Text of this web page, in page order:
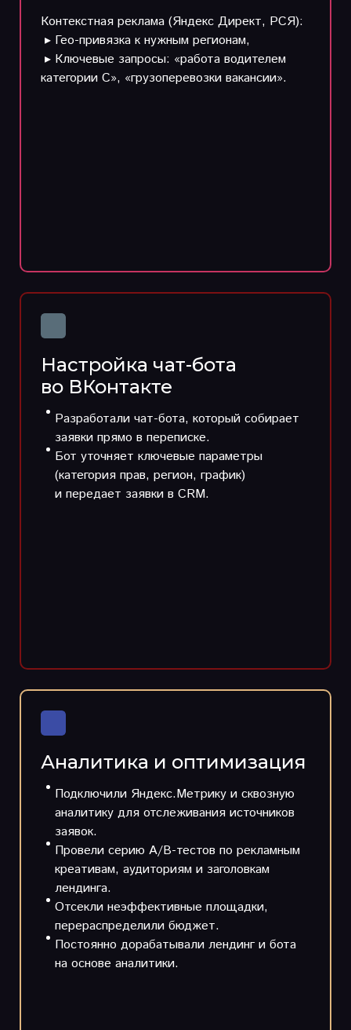
Контекстная реклама (Яндекс Директ, РСЯ):
▸ Гео-привязка к нужным регионам,
▸ Ключевые запросы: «работа водителем
категории С», «грузоперевозки вакансии».
Настройка чат-бота
во ВКонтакте
Разработали чат-бота, который собирает
заявки прямо в переписке.
Бот уточняет ключевые параметры
(категория прав, регион, график)
и передает заявки в CRM.
Аналитика и оптимизация
Подключили Яндекс.Метрику и сквозную
аналитику для отслеживания источников
заявок.
Провели серию A/B-тестов по рекламным
креативам, аудиториям и заголовкам
лендинга.
Отсекли неэффективные площадки,
перераспределили бюджет.
Постоянно дорабатывали лендинг и бота
на основе аналитики.